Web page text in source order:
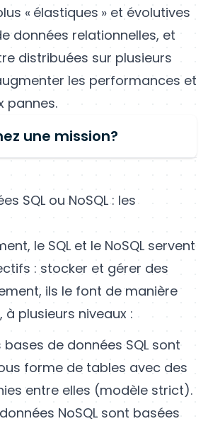
« élastiques » et évolutives
données relationnelles, et
distribuées sur plusieurs
les performances et
pannes.
une mission?
SQL ou NoSQL : les
le SQL et le NoSQL servent
: stocker et gérer des
ils le font de manière
plusieurs niveaux :
bases de données SQL sont
forme de tables avec des
entre elles (modèle strict).
NoSQL sont basées